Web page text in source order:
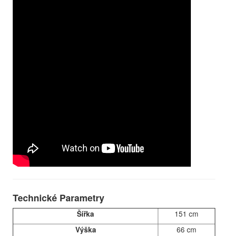
Technické Parametry
Šířka
151 cm
Výška
66 cm